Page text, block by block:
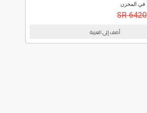
SR 6420
أضف إلى العربة